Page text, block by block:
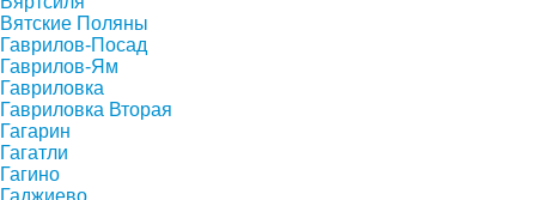
Вятские Поляны
Гаврилов-Посад
Гаврилов-Ям
Гавриловка
Гавриловка Вторая
Гагарин
Гагатли
Гагино
Гаджиево